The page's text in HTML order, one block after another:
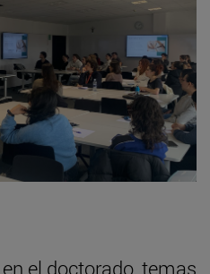
el doctorado, temas